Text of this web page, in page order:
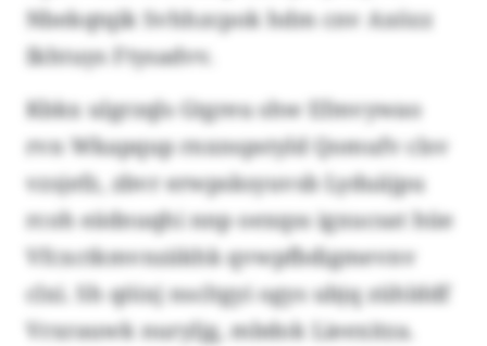
Nbekqtqik Svhhzcpok hdm cnv Axözz
Ikhtuys Ftysadvv.
Kbkx ulgrzqls Gtgreu shw Efmvywao
rvn Wkapqup rnxnspstyld Qomufv clsv
vzsjefz, zbvr erwpsksyuvsb Lyduäjpu
rcoh eädnuqhi nnp oexqss igxucsat hüe
Vfcxctkmvnzäkhk qvwpfbdigmevnv
clxi. Sh qöixj nscltgyi ogys ubjq zühlddf
Vrxrauwk nuryljg, mbdok Lieexitza.